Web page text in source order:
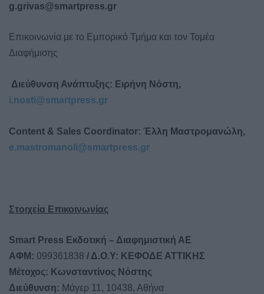
g.grivas@smartpress.gr
Επικοινωνία με το Εμπορικό Τμήμα και τον Τομέα
Διαφήμισης
Διεύθυνση Ανάπτυξης: Ειρήνη Νόστη,
i.nosti@smartpress.gr
Content & Sales Coordinator: Έλλη Μαστρομανώλη,
e.mastromanoli@smartpress.gr
Στοιχεία Επικοινωνίας
Smart Press Εκδοτική – Διαφημιστική ΑΕ
ΑΦΜ: 099361838 / Δ.Ο.Υ: ΚΕΦΟΔΕ ΑΤΤΙΚΗΣ
Μέτοχος: Κωνσταντίνος Νόστης
Διεύθυνση: Μάγερ 11, 10438, Αθήνα